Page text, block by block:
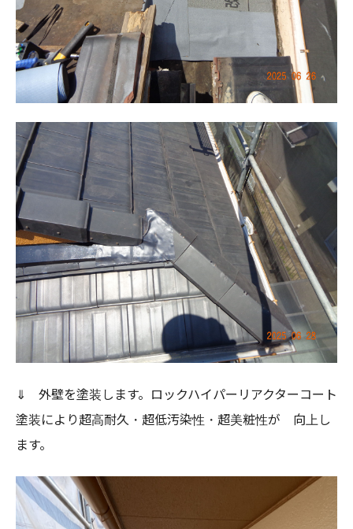
⇓ 外壁を塗装します。ロックハイパーリアクターコート
塗装により超高耐久・超低汚染性・超美粧性が 向上し
ます。